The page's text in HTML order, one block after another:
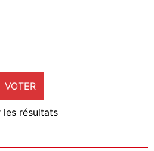
VOTER
les résultats